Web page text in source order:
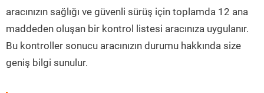
aracınızın sağlığı ve güvenli sürüş için toplamda 12 ana
maddeden oluşan bir kontrol listesi aracınıza uygulanır.
Bu kontroller sonucu aracınızın durumu hakkında size
geniş bilgi sunulur.